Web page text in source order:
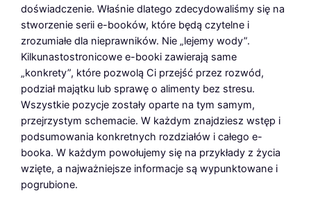
doświadczenie. Właśnie dlatego zdecydowaliśmy się na
stworzenie serii e-booków, które będą czytelne i
zrozumiałe dla nieprawników. Nie „lejemy wody”.
Kilkunastostronicowe e-booki zawierają same
„konkrety”, które pozwolą Ci przejść przez rozwód,
podział majątku lub sprawę o alimenty bez stresu.
Wszystkie pozycje zostały oparte na tym samym,
przejrzystym schemacie. W każdym znajdziesz wstęp i
podsumowania konkretnych rozdziałów i całego e-
booka. W każdym powołujemy się na przykłady z życia
wzięte, a najważniejsze informacje są wypunktowane i
pogrubione.